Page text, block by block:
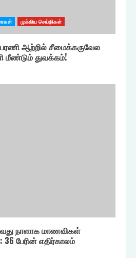
முக்கிய செய்திகள்
ஆற்றில் சீமைக்கருவேல
மீண்டும் துவக்கம்!
வது நாளாக மாணவிகள்
36 பேரின் எதிர்காலம்